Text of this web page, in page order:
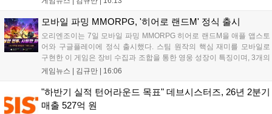
지원 보상을 제공한다. 상세 내용은 공식 커뮤니티에서 확인 가능하다....
모바일 파밍 MMORPG, '히어로 랜드M' 정식 출시
오리엔조이는 7일 모바일 파밍 MMORPG 히어로 랜드M을 애플 앱스토
어와 구글플레이에 정식 출시했다. 스팀 원작의 핵심 재미를 모바일로
구현한 이 게임은 장비 수집과 조합을 통한 영웅 성장이 특징이며, 3개의
무기 스킬을 활용한 전략적 전투와 길드전 등 다양한 콘텐츠를 제공한
혜택을 지급하며, 상세 내용은 공식 라운지에서 확인할 수 있다. 이용자
는 게임 접속 및 주요 콘텐츠 플레이를 통해 성장을 지원받을 수 있다....
게임뉴스 | 김규만 | 16:06
"하반기 실적 턴어라운드 목표" 데브시스터즈, 26년 2분기
매출 527억 원